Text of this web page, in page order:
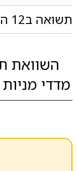
תשואה ב12 החודשים האחרונים:
השוואת
מדדי